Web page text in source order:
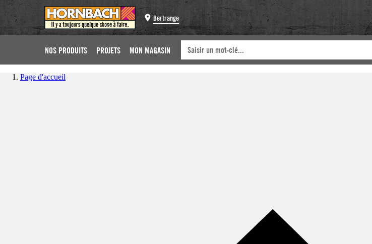
Bertrange
NOS PRODUITS PROJETS MON MAGASIN
Page d'accueil